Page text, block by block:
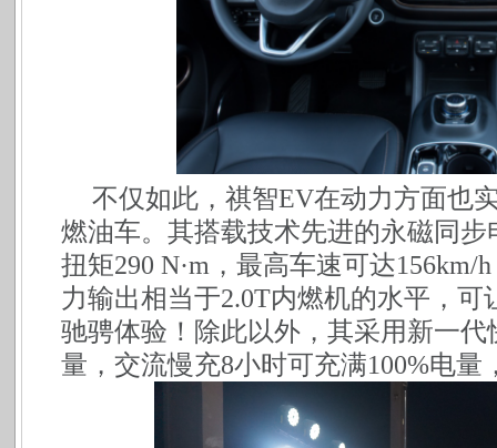
不仅如此，祺智EV在动力方面也
燃油车。其搭载技术先进的永磁同
扭矩290 N·m，最高车速可达156km/
力输出相当于2.0T内燃机的水平，
驰骋体验！除此以外，其采用新一代
量，交流慢充8小时可充满100%电量